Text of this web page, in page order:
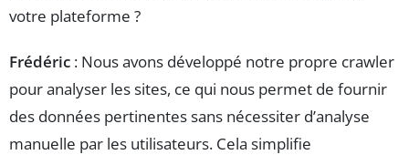
votre plateforme ?
Frédéric : Nous avons développé notre propre crawler
pour analyser les sites, ce qui nous permet de fournir
des données pertinentes sans nécessiter d’analyse
manuelle par les utilisateurs. Cela simplifie